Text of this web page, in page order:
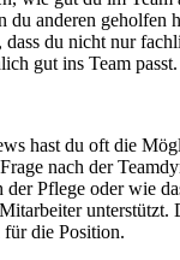
du anderen geholfen
dass du nicht nur
gut ins Team passt.
hast du oft die
nach der
der Pflege oder wie
unterstützt.
die Position.